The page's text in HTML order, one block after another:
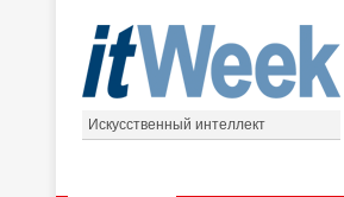
Искусственный интеллект